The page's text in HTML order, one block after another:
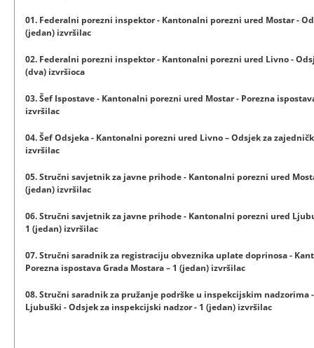
01. Federalni porezni inspektor - Kantonalni porezni ured Mostar -
(jedan) izvršilac
02. Federalni porezni inspektor - Kantonalni porezni ured Livno -
(dva) izvršioca
03. Šef Ispostave - Kantonalni porezni ured Mostar - Porezna
izvršilac
04. Šef Odsjeka - Kantonalni porezni ured Livno – Odsjek za
izvršilac
05. Stručni savjetnik za javne prihode - Kantonalni porezni ured
(jedan) izvršilac
06. Stručni savjetnik za javne prihode - Kantonalni porezni ured
1 (jedan) izvršilac
07. Stručni saradnik za registraciju obveznika uplate doprinosa -
Porezna ispostava Grada Mostara – 1 (jedan) izvršilac
08. Stručni saradnik za pružanje podrške u inspekcijskim nadzorima
Ljubuški - Odsjek za inspekcijski nadzor - 1 (jedan) izvršilac